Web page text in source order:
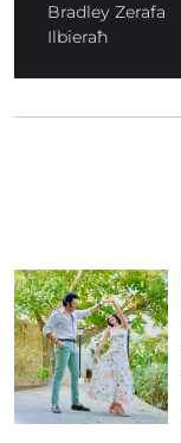
Bradley Zerafa
Ilbieraħ